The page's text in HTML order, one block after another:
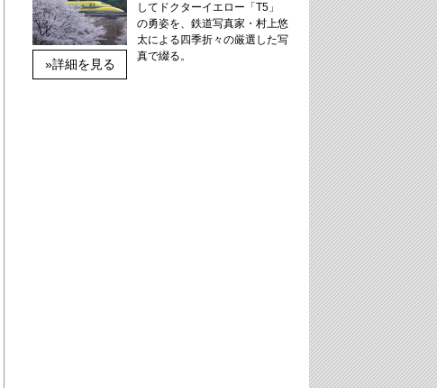
»詳細を見る
してドクターイエロー「T5」
の勇姿を、鉄道写真家・村上悠
太による四季折々の厳選した写
真で綴る。